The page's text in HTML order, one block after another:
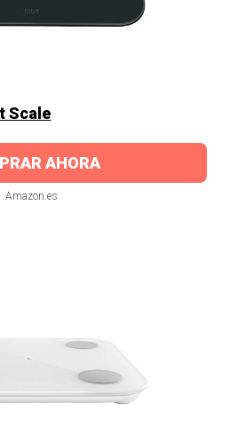
Scale
AHORA
Amazon.es